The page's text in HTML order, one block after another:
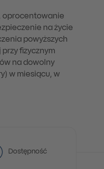
oprocentowanie
na życie
powyższych
fizycznym
na dowolny
w miesiącu, w
Dostępność